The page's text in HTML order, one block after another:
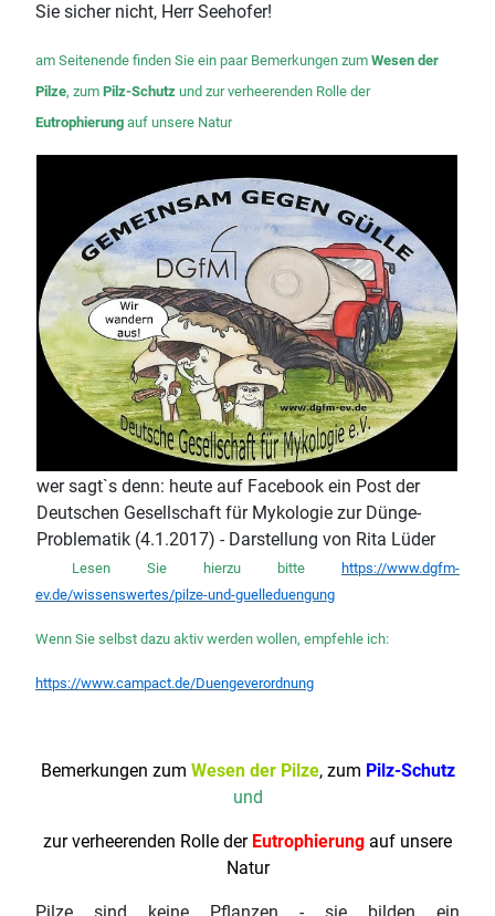
Sie sicher nicht, Herr Seehofer!
am Seitenende finden Sie ein paar Bemerkungen zum Wesen der
Pilze, zum Pilz-Schutz und zur verheerenden Rolle der
Eutrophierung auf unsere Natur
wer sagt`s denn: heute auf Facebook ein Post der
Deutschen Gesellschaft für Mykologie zur Dünge-
Problematik (4.1.2017) - Darstellung von Rita Lüder
Lesen Sie hierzu bitte
https://www.dgfm-
ev.de/wissenswertes/pilze-und-guelleduengung
Wenn Sie selbst dazu aktiv werden wollen, empfehle ich:
https://www.campact.de/Duengeverordnung
Bemerkungen zum Wesen der Pilze, zum Pilz-Schutz
und
zur verheerenden Rolle derEutrophierung auf unsere
Natur